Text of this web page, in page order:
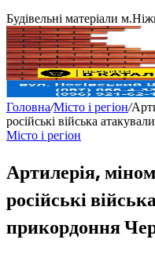
Будівельні матеріали
Головна/Місто і регіон/
російські війська
Місто і регіон
Артилерія,
російські
прикордоння